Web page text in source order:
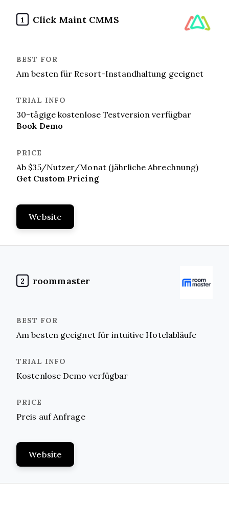
1 Click Maint CMMS
Am besten für Resort-Instandhaltung geeignet
30-tägige kostenlose Testversion verfügbar
Book Demo
Ab $35/Nutzer/Monat (jährliche Abrechnung)
Get Custom Pricing
Website
2 roommaster
Am besten geeignet für intuitive Hotelabläufe
Kostenlose Demo verfügbar
Preis auf Anfrage
Website